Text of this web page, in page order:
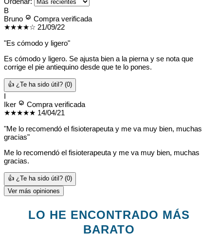
B
Bruno
Compra verificada
★★★★☆ 21/09/22
"Es cómodo y ligero"
Es cómodo y ligero. Se ajusta bien a la pierna y se nota que
corrige el pie antiequino desde que te lo pones.
👍 ¿Te ha sido útil? (0)
I
Iker
Compra verificada
★★★★★ 14/04/21
"Me lo recomendó el fisioterapeuta y me va muy bien, muchas
gracias"
Me lo recomendó el fisioterapeuta y me va muy bien, muchas
gracias.
👍 ¿Te ha sido útil? (0)
Ver más opiniones
LO HE ENCONTRADO MÁS
BARATO